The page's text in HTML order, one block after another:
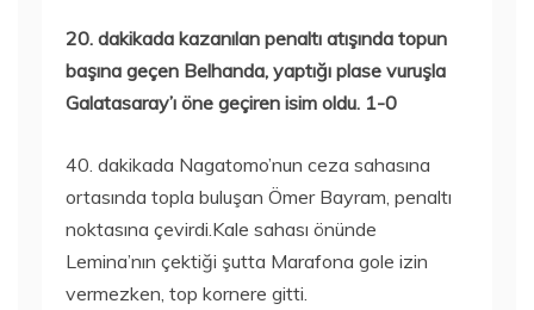
20. dakikada kazanılan penaltı atışında topun
başına geçen Belhanda, yaptığı plase vuruşla
Galatasaray’ı öne geçiren isim oldu. 1-0
40. dakikada Nagatomo’nun ceza sahasına
ortasında topla buluşan Ömer Bayram, penaltı
noktasına çevirdi.Kale sahası önünde
Lemina’nın çektiği şutta Marafona gole izin
vermezken, top kornere gitti.